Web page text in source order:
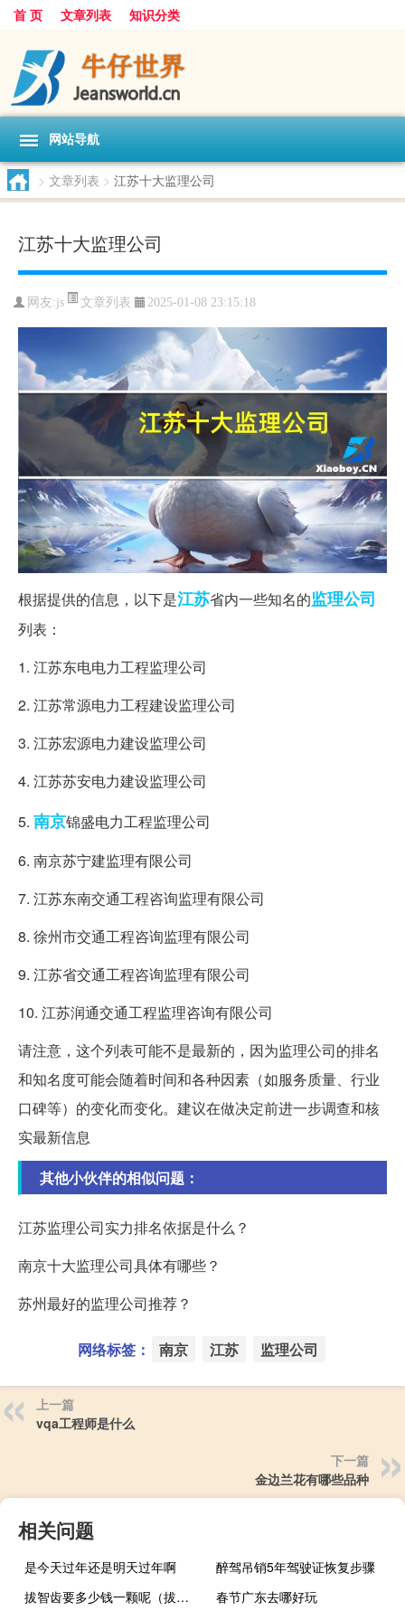
首 页 文章列表 知识分类
网站导航
> 文章列表 > 江苏十大监理公司
江苏十大监理公司
网友:js 文章列表 2025-01-08 23:15:18
根据提供的信息，以下是江苏省内一些知名的监理公司
列表：
1. 江苏东电电力工程监理公司
2. 江苏常源电力工程建设监理公司
3. 江苏宏源电力建设监理公司
4. 江苏苏安电力建设监理公司
5. 南京锦盛电力工程监理公司
6. 南京苏宁建监理有限公司
7. 江苏东南交通工程咨询监理有限公司
8. 徐州市交通工程咨询监理有限公司
9. 江苏省交通工程咨询监理有限公司
10. 江苏润通交通工程监理咨询有限公司
请注意，这个列表可能不是最新的，因为监理公司的排名
和知名度可能会随着时间和各种因素（如服务质量、行业
口碑等）的变化而变化。建议在做决定前进一步调查和核
实最新信息
其他小伙伴的相似问题：
江苏监理公司实力排名依据是什么？
南京十大监理公司具体有哪些？
苏州最好的监理公司推荐？
网络标签： 南京 江苏 监理公司
上一篇
vqa工程师是什么
下一篇
金边兰花有哪些品种
相关问题
是今天过年还是明天过年啊
醉驾吊销5年驾驶证恢复步骤
拔智齿要多少钱一颗呢（拔智齿要多少钱一颗）
春节广东去哪好玩